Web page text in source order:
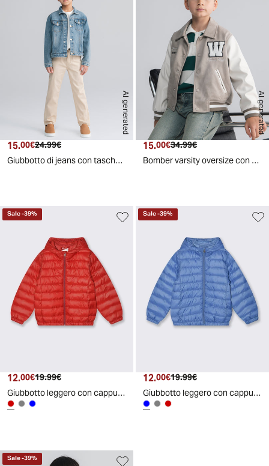
AI generated
Prezzo attuale
15.00€ Prezzo originale
24.99€
Giubbotto di jeans con tasche e pince - Denim
AI generated
Prezzo attuale
15.00€ Prezzo originale
34.99€
Bomber varsity oversize con zip e patch - Grigio tortora
Sale-39%
Prezzo attuale
12.00€ Prezzo originale
19.99€
Giubbotto leggero con cappuccio e zip - Rosso
Sale-39%
Prezzo attuale
12.00€ Prezzo originale
19.99€
Giubbotto leggero con cappuccio e zip - Blu oceano
Sale-39%